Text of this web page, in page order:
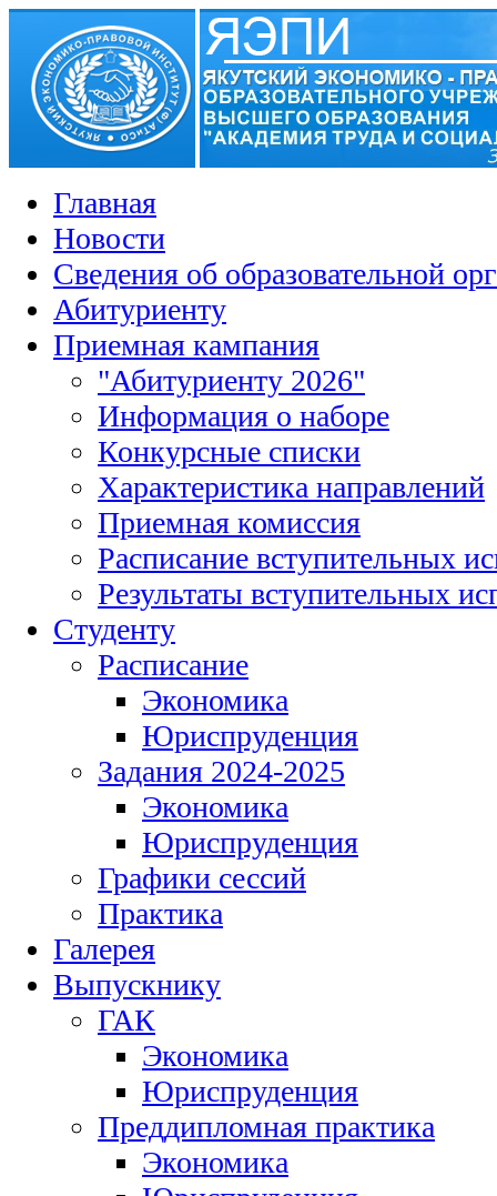
Главная
Новости
Сведения об образовательной
Абитуриенту
Приемная кампания
"Абитуриенту 2026"
Информация о наборе
Конкурсные списки
Характеристика направлений
Приемная комиссия
Расписание вступительных
Результаты вступительных
Студенту
Расписание
Экономика
Юриспруденция
Задания 2024-2025
Экономика
Юриспруденция
Графики сессий
Практика
Галерея
Выпускнику
ГАК
Экономика
Юриспруденция
Преддипломная практика
Экономика